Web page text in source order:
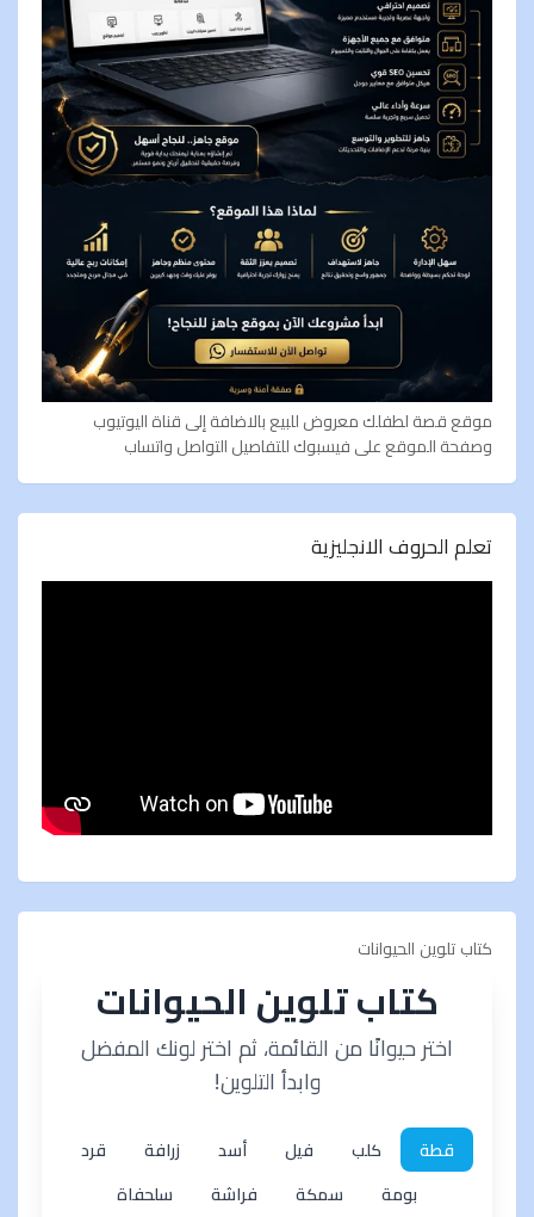
موقع قصة لطفلك معروض للبيع بالاضافة إلى قناة اليوتيوب
وصفحة الموقع على فيسبوك للتفاصيل التواصل واتساب
تعلم الحروف الانجليزية
كتاب تلوين الحيوانات
كتاب تلوين الحيوانات
اختر حيوانًا من القائمة، ثم اختر لونك المفضل
وابدأ التلوين!
قطة كلب فيل أسد زرافة قرد
بومة سمكة فراشة سلحفاة